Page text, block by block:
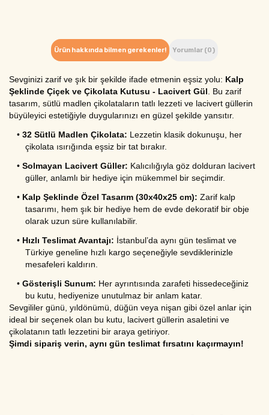
Ürün hakkında bilmen gerekenler! Yorumlar (0)
Sevginizi zarif ve şık bir şekilde ifade etmenin eşsiz yolu: Kalp
Şeklinde Çiçek ve Çikolata Kutusu - Lacivert Gül. Bu zarif
tasarım, sütlü madlen çikolataların tatlı lezzeti ve lacivert güllerin
büyüleyici estetiğiyle duygularınızı en güzel şekilde yansıtır.
• 32 Sütlü Madlen Çikolata: Lezzetin klasik dokunuşu, her
çikolata ısırığında eşsiz bir tat bırakır.
• Solmayan Lacivert Güller: Kalıcılığıyla göz dolduran lacivert
güller, anlamlı bir hediye için mükemmel bir seçimdir.
• Kalp Şeklinde Özel Tasarım (30x40x25 cm): Zarif kalp
tasarımı, hem şık bir hediye hem de evde dekoratif bir obje
olarak uzun süre kullanılabilir.
• Hızlı Teslimat Avantajı: İstanbul’da aynı gün teslimat ve
Türkiye geneline hızlı kargo seçeneğiyle sevdiklerinizle
mesafeleri kaldırın.
• Gösterişli Sunum: Her ayrıntısında zarafeti hissedeceğiniz
bu kutu, hediyenize unutulmaz bir anlam katar.
Sevgililer günü, yıldönümü, düğün veya nişan gibi özel anlar için
ideal bir seçenek olan bu kutu, lacivert güllerin asaletini ve
çikolatanın tatlı lezzetini bir araya getiriyor.
Şimdi sipariş verin, aynı gün teslimat fırsatını kaçırmayın!